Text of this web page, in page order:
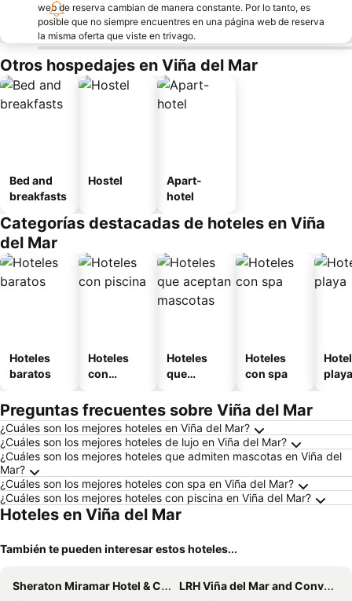
web de reserva cambian de manera constante. Por lo tanto, es
posible que no siempre encuentres en una página web de reserva
la misma oferta que viste en trivago.
Otros hospedajes en Viña del Mar
Bed and
breakfasts
Hostel
Apart-
hotel
Categorías destacadas de hoteles en Viña
del Mar
Hoteles
baratos
Hoteles
con
Hoteles
que
mascotas
Hoteles
con spa
playa
Preguntas frecuentes sobre Viña del Mar
¿Cuáles son los mejores hoteles en Viña del Mar?
¿Cuáles son los mejores hoteles de lujo en Viña del Mar?
¿Cuáles son los mejores hoteles que admiten mascotas en Viña del
Mar?
¿Cuáles son los mejores hoteles con spa en Viña del Mar?
¿Cuáles son los mejores hoteles con piscina en Viña del Mar?
Hoteles en Viña del Mar
También te pueden interesar estos hoteles...
Sheraton Miramar Hotel & Convention Center
LRH Viña del Mar and Convention Center